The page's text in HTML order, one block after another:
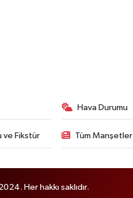
Hava Durumu
ve Fikstür Tüm Manşetler
Her hakkı saklıdır.